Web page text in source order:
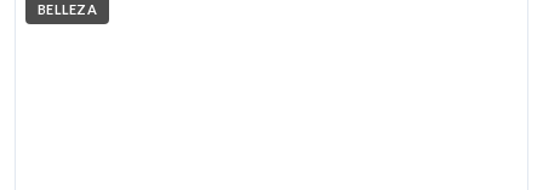
BELLEZA